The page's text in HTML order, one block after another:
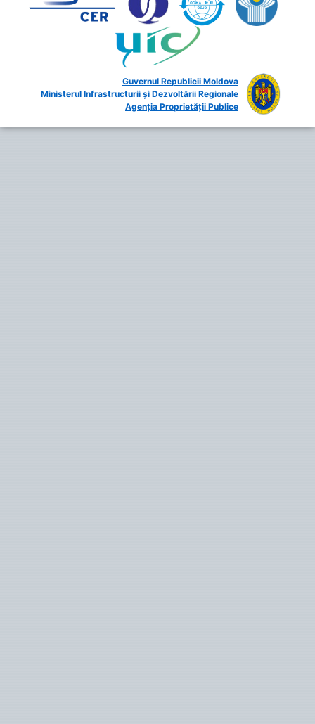
Guvernul Republicii Moldova
Ministerul Infrastructurii și Dezvoltării Regionale
Agenția Proprietății Publice